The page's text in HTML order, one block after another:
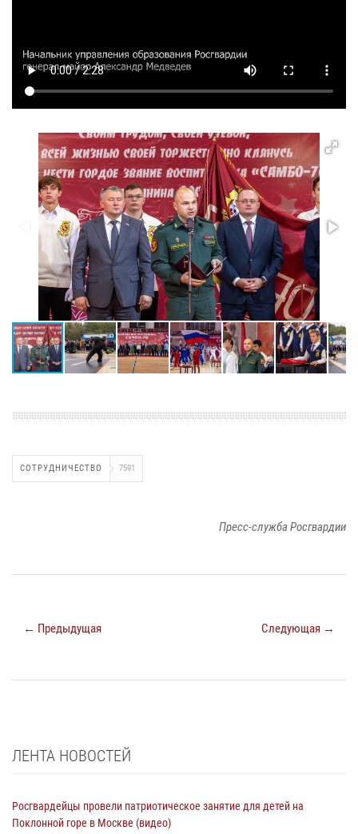
СОТРУДНИЧЕСТВО 7591
Пресс-служба Росгвардии
← Предыдущая Следующая →
ЛЕНТА НОВОСТЕЙ
Росгвардейцы провели патриотическое занятие для детей на
Поклонной горе в Москве (видео)